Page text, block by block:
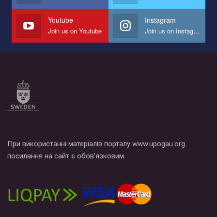
наш план по борьбе с насилием и дискриминацией на почве
СОГИ в Украине.
Все, что вам нужно сделать - это зайти на наш канал YouTube
Youtube
Join us on Youtube
Instagram
Join us on Instagram
При використанні матеріалів порталу www.upogau.org
посилання на сайт є обов’язковим.